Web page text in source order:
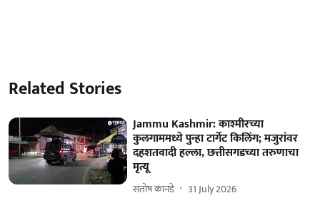
Related Stories
Jammu Kashmir: काश्मीरच्या
कुलगाममध्ये पुन्हा टार्गेट किलिंग; मजुरांवर
दहशतवादी हल्ला, छत्तीसगडच्या तरुणाचा
मृत्यू
संतोष कानडे 31 July 2026